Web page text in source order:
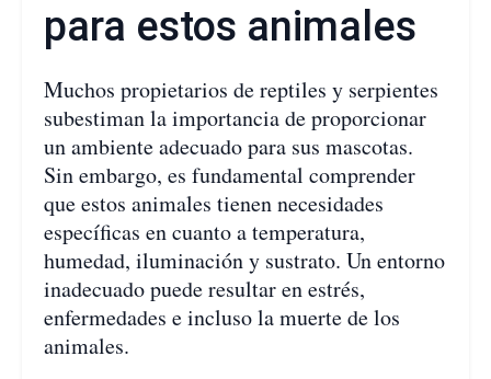
para estos animales
Muchos propietarios de reptiles y serpientes
subestiman la importancia de proporcionar
un ambiente adecuado para sus mascotas.
Sin embargo, es fundamental comprender
que estos animales tienen necesidades
específicas en cuanto a temperatura,
humedad, iluminación y sustrato. Un entorno
inadecuado puede resultar en estrés,
enfermedades e incluso la muerte de los
animales.